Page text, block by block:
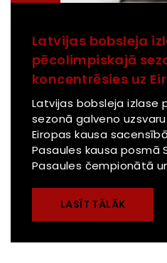
Latvijas bobsleja
pēcolimpiskajā
koncentrēsies uz
Latvijas bobsleja izlase
sezonā galveno
Eiropas kausa
Pasaules kausa posmā
Pasaules čempionātā
LASĪT TĀLĀK